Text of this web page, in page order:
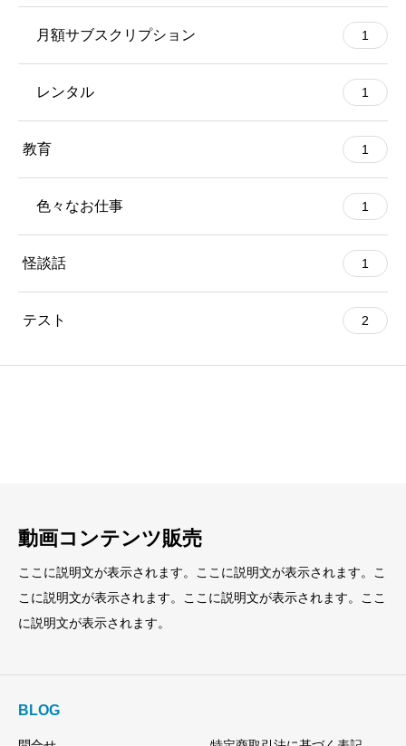
月額サブスクリプション 1
レンタル 1
教育 1
色々なお仕事 1
怪談話 1
テスト 2
動画コンテンツ販売
ここに説明文が表示されます。ここに説明文が表示されます。こ
こに説明文が表示されます。ここに説明文が表示されます。ここ
に説明文が表示されます。
BLOG